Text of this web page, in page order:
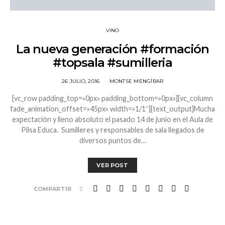
VINO
La nueva generación #formación
#topsala #sumilleria
26 JULIO, 2016 MONTSE MENGÍBAR
[vc_row padding_top=»0px» padding_bottom=»0px»][vc_column
fade_animation_offset=»45px» width=»1/1″][text_output]Mucha
expectación y lleno absoluto el pasado 14 de junio en el Aula de
Pilsa Educa. Sumilleres y responsables de sala llegados de
diversos puntos de…
VER POST
COMPARTIR